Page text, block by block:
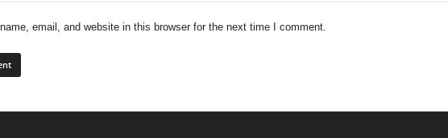
email, and website in this browser for the next time I comment.